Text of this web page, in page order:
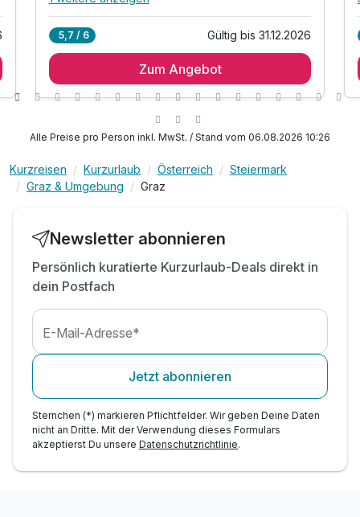
Alle Inklusivleistungen
1 x reichhaltiges Frühstück vom Buffet
inkl. Parkplatz
Kostenlose Übernachtung für Ihren Hund
5,7 / 6 Gültig bis 31.12.2026
Zum Angebot
Alle Preise pro Person inkl. MwSt. / Stand vom 06.08.2026 10:26
Kurzreisen Kurzurlaub Österreich
Steiermark
Graz & Umgebung
Graz
Newsletter abonnieren
Persönlich kuratierte Kurzurlaub-Deals direkt in
dein Postfach
E-Mail-Adresse*
Jetzt abonnieren
Sternchen (*) markieren Pflichtfelder. Wir geben Deine Daten
nicht an Dritte. Mit der Verwendung dieses Formulars
akzeptierst Du unsere Datenschutzrichtlinie.